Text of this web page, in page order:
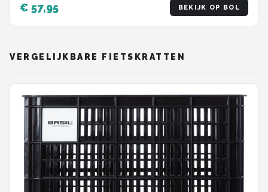
rood/roze
€ 57,95 BEKIJK OP BOL
VERGELIJKBARE FIETSKRATTEN